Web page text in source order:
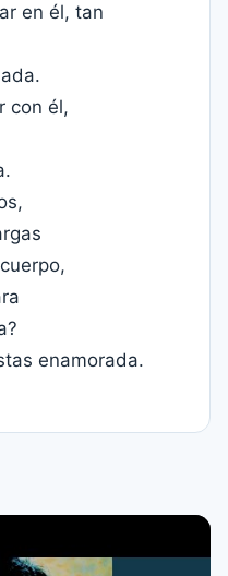
en él, tan
con él,
enamorada.